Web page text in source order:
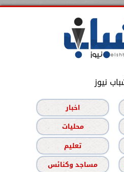
نيوز
اخبار
محليات
تعليم
مساجد وكنائس